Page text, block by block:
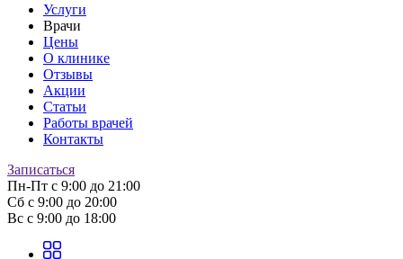
Услуги
Врачи
Цены
О клинике
Отзывы
Акции
Статьи
Работы врачей
Контакты
Записаться
Пн-Пт с 9:00 до 21:00
Сб с 9:00 до 20:00
Вс с 9:00 до 18:00